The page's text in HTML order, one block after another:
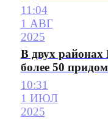
11:04
1 АВГ
2025
В двух районах
более 50
10:31
1 ИЮЛ
2025